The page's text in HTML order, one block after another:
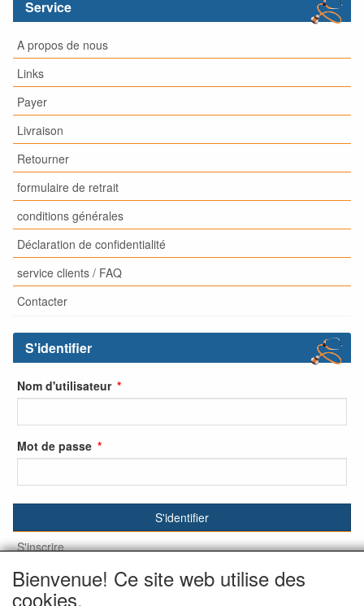
Service
A propos de nous
Links
Payer
Livraison
Retourner
formulaire de retrait
conditions générales
Déclaration de confidentialité
service clients / FAQ
Contacter
S'identifier
Nom d'utilisateur
Mot de passe
S'identifier
S'inscrire
Mot de passe oublié ?
Bienvenue! Ce site web utilise des
cookies.